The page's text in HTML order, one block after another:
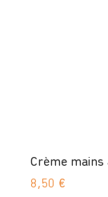
Crème mains
Prix
8,50 €